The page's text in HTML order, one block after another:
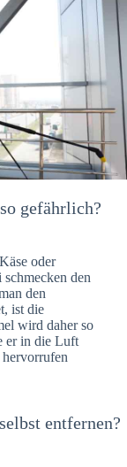
Helfer
gefährlich?
oder
den
den
ist die
wird daher so
er in die Luft
entfernen?